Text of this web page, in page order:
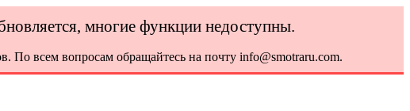
многие функции недоступны.
По всем вопросам обращайтесь на почту info@smotraru.com.